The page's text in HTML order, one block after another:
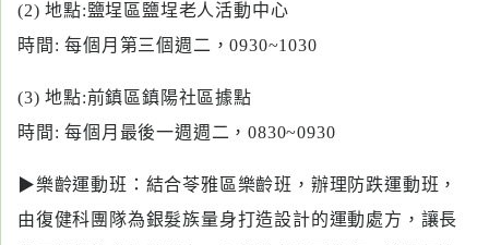
(2) 地點:鹽埕區鹽埕老人活動中心
時間: 每個月第三個週二，0930~1030
(3) 地點:前鎮區鎮陽社區據點
時間: 每個月最後一週週二，0830~0930
▶樂齡運動班：結合苓雅區樂齡班，辦理防跌運動班，
由復健科團隊為銀髮族量身打造設計的運動處方，讓長